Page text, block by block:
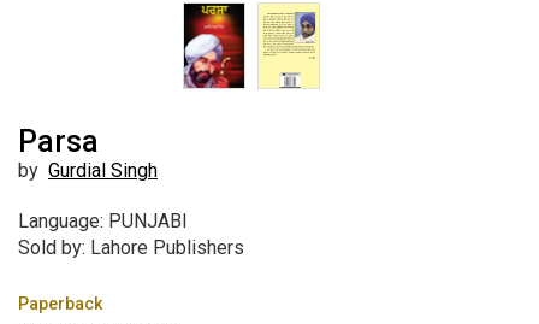
Parsa
by Gurdial Singh
Language: PUNJABI
Sold by: Lahore Publishers
Paperback